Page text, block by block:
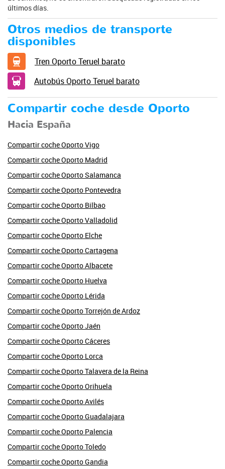
últimos días.
Otros medios de transporte
disponibles
Tren Oporto Teruel barato
Autobús Oporto Teruel barato
Compartir coche desde Oporto
Hacia España
Compartir coche Oporto Vigo
Compartir coche Oporto Madrid
Compartir coche Oporto Salamanca
Compartir coche Oporto Pontevedra
Compartir coche Oporto Bilbao
Compartir coche Oporto Valladolid
Compartir coche Oporto Elche
Compartir coche Oporto Cartagena
Compartir coche Oporto Albacete
Compartir coche Oporto Huelva
Compartir coche Oporto Lérida
Compartir coche Oporto Torrejón de Ardoz
Compartir coche Oporto Jaén
Compartir coche Oporto Cáceres
Compartir coche Oporto Lorca
Compartir coche Oporto Talavera de la Reina
Compartir coche Oporto Orihuela
Compartir coche Oporto Avilés
Compartir coche Oporto Guadalajara
Compartir coche Oporto Palencia
Compartir coche Oporto Toledo
Compartir coche Oporto Gandia